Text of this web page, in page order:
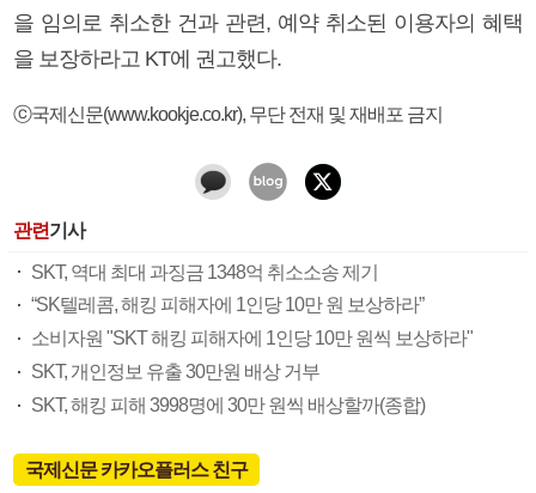
을 임의로 취소한 건과 관련, 예약 취소된 이용자의 혜택
을 보장하라고 KT에 권고했다.
ⓒ국제신문(www.kookje.co.kr), 무단 전재 및 재배포 금지
관련기사
SKT, 역대 최대 과징금 1348억 취소소송 제기
“SK텔레콤, 해킹 피해자에 1인당 10만 원 보상하라”
소비자원 "SKT 해킹 피해자에 1인당 10만 원씩 보상하라"
SKT, 개인정보 유출 30만원 배상 거부
SKT, 해킹 피해 3998명에 30만 원씩 배상할까(종합)
국제신문 카카오플러스 친구